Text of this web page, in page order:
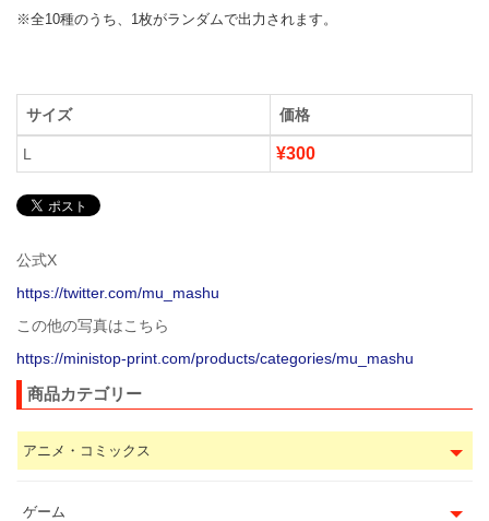
※全10種のうち、1枚がランダムで出力されます。
サイズ 価格
L ¥300
公式X
https://twitter.com/mu_mashu
この他の写真はこちら
https://ministop-print.com/products/categories/mu_mashu
商品カテゴリー
アニメ・コミックス
ゲーム